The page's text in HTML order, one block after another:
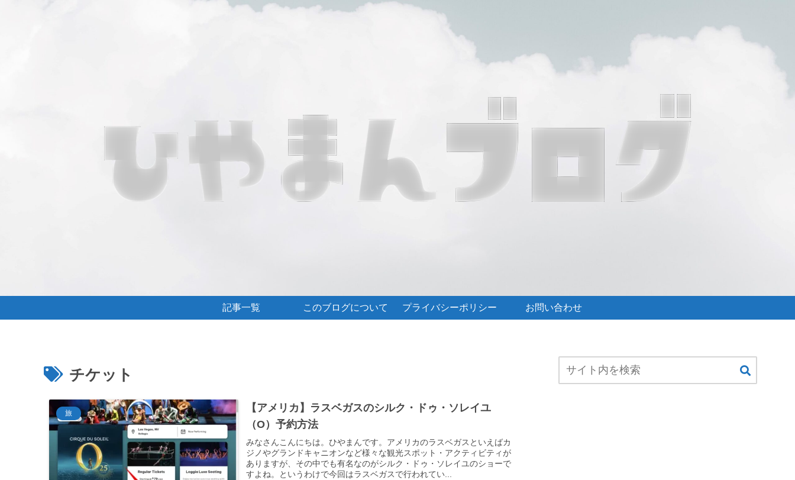
記事一覧 このブログについて プライバシーポリシー お問い合わせ
チケット
旅
【アメリカ】ラスベガスのシルク・ドゥ・ソレイユ
（O）予約方法
みなさんこんにちは。ひやまんです。アメリカのラスベガスといえばカ
ジノやグランドキャニオンなど様々な観光スポット・アクティビティが
ありますが、その中でも有名なのがシルク・ドゥ・ソレイユのショーで
すよね。というわけで今回はラスベガスで行われてい...